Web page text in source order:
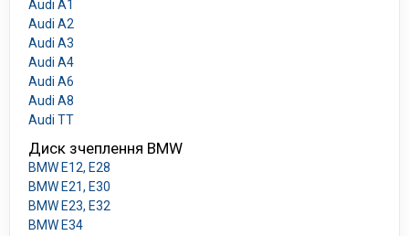
Audi A1
Audi A2
Audi A3
Audi A4
Audi A6
Audi A8
Audi TT
Диск зчеплення BMW
BMW E12, E28
BMW E21, E30
BMW E23, E32
BMW E34